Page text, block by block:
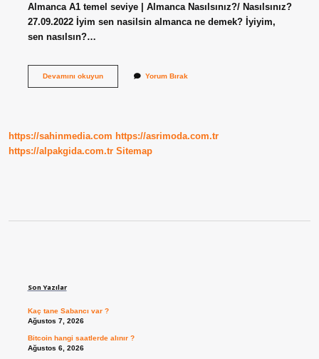
Almanca A1 temel seviye | Almanca Nasılsınız?/ Nasılsınız?
27.09.2022 İyim sen nasilsin almanca ne demek? İyiyim,
sen nasılsın?…
Devamını okuyunWie
Yorum Bırak
https://sahinmedia.com https://asrimoda.com.tr
https://alpakgida.com.tr Sitemap
Son Yazılar
Kaç tane Sabancı var ?
Ağustos 7, 2026
Bitcoin hangi saatlerde alınır ?
Ağustos 6, 2026